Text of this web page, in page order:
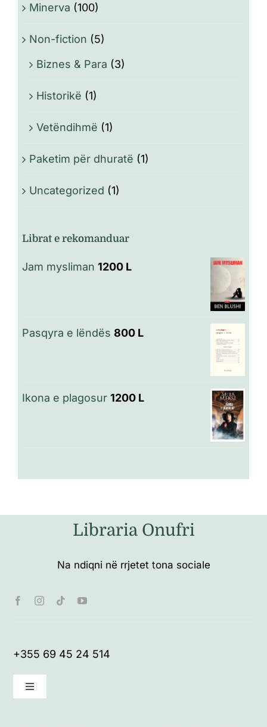
Minerva (100)
Non-fiction (5)
Biznes & Para (3)
Historikë (1)
Vetëndihmë (1)
Paketim për dhuratë (1)
Uncategorized (1)
Librat e rekomanduar
Jam mysliman 1200 L
Pasqyra e lëndës 800 L
Ikona e plagosur 1200 L
Libraria Onufri
Na ndiqni në rrjetet tona sociale
+355 69 45 24 514
Toggle